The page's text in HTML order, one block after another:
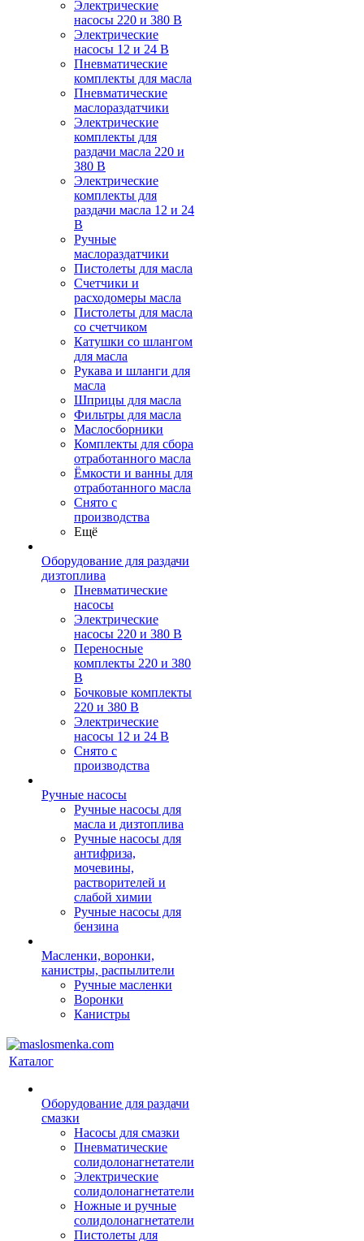
Электрические
насосы 220 и 380 В
Электрические
насосы 12 и 24 В
Пневматические
комплекты для масла
Пневматические
маслораздатчики
Электрические
комплекты для
раздачи масла 220 и
380 В
Электрические
комплекты для
раздачи масла 12 и 24
В
Ручные
маслораздатчики
Пистолеты для масла
Счетчики и
расходомеры масла
Пистолеты для масла
со счетчиком
Катушки со шлангом
для масла
Рукава и шланги для
масла
Шприцы для масла
Фильтры для масла
Маслосборники
Комплекты для сбора
отработанного масла
Ёмкости и ванны для
отработанного масла
Снято с
производства
Ещё
Оборудование для раздачи
дизтоплива
Пневматические
насосы
Электрические
насосы 220 и 380 В
Переносные
комплекты 220 и 380
В
Бочковые комплекты
220 и 380 В
Электрические
насосы 12 и 24 В
Снято с
производства
Ручные насосы
Ручные насосы для
масла и дизтоплива
Ручные насосы для
антифриза,
мочевины,
растворителей и
слабой химии
Ручные насосы для
бензина
Масленки, воронки,
канистры, распылители
Ручные масленки
Воронки
Канистры
Каталог
Оборудование для раздачи
смазки
Насосы для смазки
Пневматические
солидолонагнетатели
Электрические
солидолонагнетатели
Ножные и ручные
солидолонагнетатели
Пистолеты для